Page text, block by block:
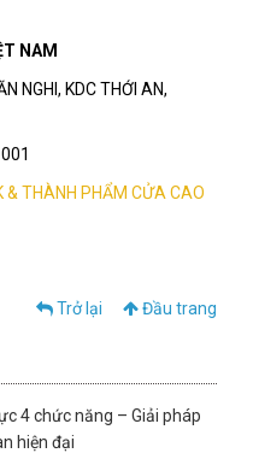
NAM
NGHI, KDC THỚI AN,
& THÀNH PHẨM CỬA CAO
Trở lại Đầu trang
4 chức năng – Giải pháp
hiện đại